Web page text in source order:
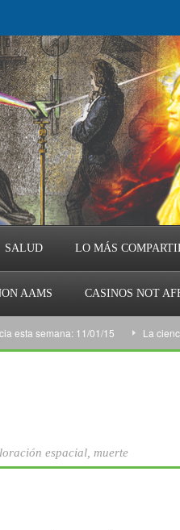
SALUD LO MÁS
AAMS CASINOS NOT
semana: 11/01/15 La ciencia
espacial, muerte